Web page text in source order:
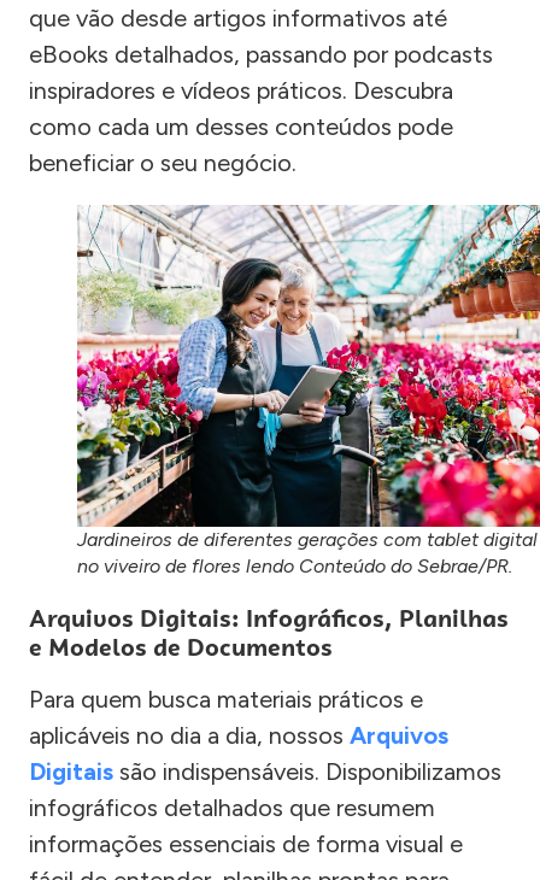
que vão desde artigos informativos até
eBooks detalhados, passando por podcasts
inspiradores e vídeos práticos. Descubra
como cada um desses conteúdos pode
beneficiar o seu negócio.
Jardineiros de diferentes gerações com tablet digital
no viveiro de flores lendo Conteúdo do Sebrae/PR.
Arquivos Digitais: Infográficos, Planilhas
e Modelos de Documentos
Para quem busca materiais práticos e
aplicáveis no dia a dia, nossos Arquivos
Digitais são indispensáveis. Disponibilizamos
infográficos detalhados que resumem
informações essenciais de forma visual e